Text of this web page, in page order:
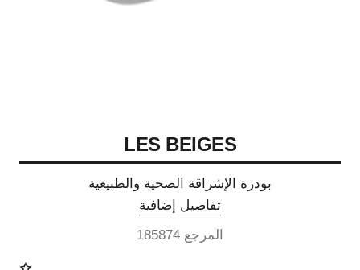
LES BEIGES
بودرة الإشراقة الصحية والطبيعية
تفاصيل إضافية
المرجع 185874